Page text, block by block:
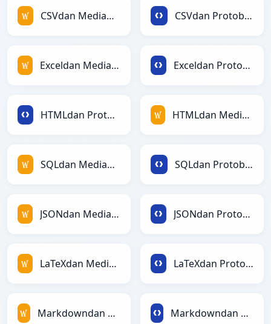
CSVdan MediaWikiga CSVdan Protobufga
Exceldan MediaWikiga Exceldan Protobufga
HTMLdan Protobufga HTMLdan MediaWikiga
SQLdan MediaWikiga SQLdan Protobufga
JSONdan MediaWikiga JSONdan Protobufga
LaTeXdan MediaWikiga LaTeXdan Protobufga
Markdowndan MediaWikiga Markdowndan Protobufga